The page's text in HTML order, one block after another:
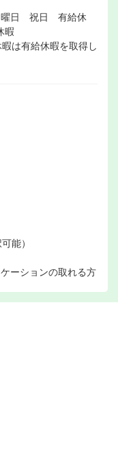
曜日 祝日 有給休
暇
は有給休暇を取得し
能）
ーションの取れる方